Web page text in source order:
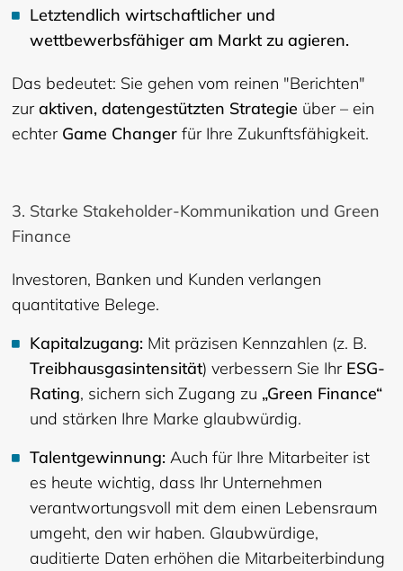
Letztendlich wirtschaftlicher und
wettbewerbsfähiger am Markt zu agieren.
Das bedeutet: Sie gehen vom reinen "Berichten"
zuraktiven, datengestützten Strategie über – ein
echter Game Changer für Ihre Zukunftsfähigkeit.
3. Starke Stakeholder-Kommunikation und Green
Finance
Investoren, Banken und Kunden verlangen
quantitative Belege.
Kapitalzugang: Mit präzisen Kennzahlen (z. B.
Treibhausgasintensität) verbessern Sie Ihr ESG-
Rating, sichern sich Zugang zu „Green Finance“
und stärken Ihre Marke glaubwürdig.
Talentgewinnung:Auch für Ihre Mitarbeiter ist
es heute wichtig, dass Ihr Unternehmen
verantwortungsvoll mit dem einen Lebensraum
umgeht, den wir haben. Glaubwürdige,
auditierte Daten erhöhen die Mitarbeiterbindung